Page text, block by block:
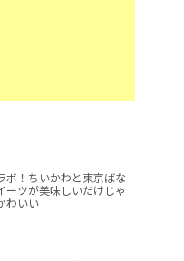
ボ！ちいかわと東京ばな
ーツが美味しいだけじゃ
わいい